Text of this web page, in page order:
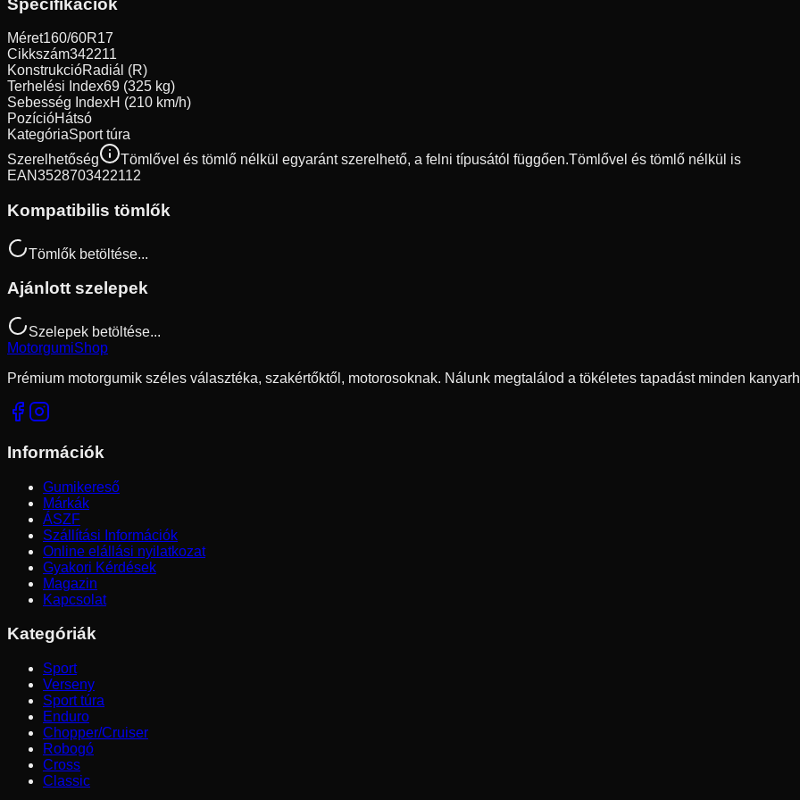
Méret160/60R17
Cikkszám342211
KonstrukcióRadiál (R)
Terhelési Index69 (325 kg)
Sebesség IndexH (210 km/h)
PozícióHátsó
KategóriaSport túra
Szerelhetőség
Tömlővel és tömlő nélkül egyaránt szerelhető, a felni típusától függően.Tömlővel és tömlő nélkül is
EAN3528703422112
Kompatibilis tömlők
Tömlők betöltése...
Ajánlott szelepek
Szelepek betöltése...
MotorgumiShop
Prémium motorgumik széles választéka, szakértőktől, motorosoknak. Nálunk megtalálod a tökéletes tapadást minden
Információk
Gumikereső
Márkák
ÁSZF
Szállítási Információk
Online elállási nyilatkozat
Gyakori Kérdések
Magazin
Kapcsolat
Kategóriák
Sport
Verseny
Sport túra
Enduro
Chopper/Cruiser
Robogó
Cross
Classic